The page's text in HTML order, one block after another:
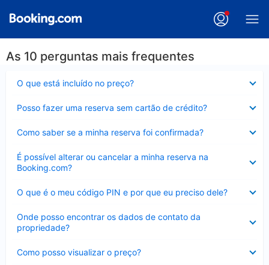
As 10 perguntas mais frequentes
O que está incluído no preço?
Posso fazer uma reserva sem cartão de crédito?
Como saber se a minha reserva foi confirmada?
É possível alterar ou cancelar a minha reserva na
Booking.com?
Contraído
O que é o meu código PIN e por que eu preciso dele?
Onde posso encontrar os dados de contato da
propriedade?
Como posso visualizar o preço?